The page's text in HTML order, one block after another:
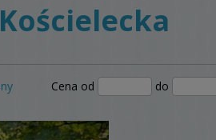
Cena od do